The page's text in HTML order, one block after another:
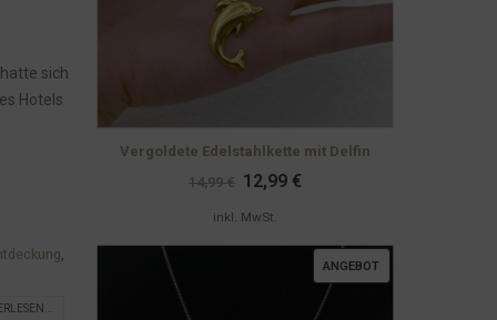
sich
Hotels
,
Vergoldete Edelstahlkette mit Delfin
14,99€ Ursprünglicher
Preis
war:
12,99 €Aktueller
inkl. MwSt.
ANGEBOTPRODUKT